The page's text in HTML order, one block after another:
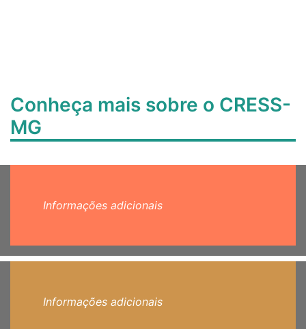
Conheça mais sobre o CRESS-
MG
Informações adicionais
Informações adicionais